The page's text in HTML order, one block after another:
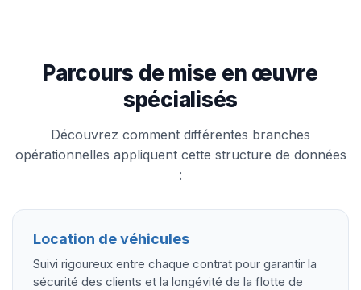
Parcours de mise en œuvre
spécialisés
Découvrez comment différentes branches
opérationnelles appliquent cette structure de données
:
Location de véhicules
Suivi rigoureux entre chaque contrat pour garantir la
sécurité des clients et la longévité de la flotte de